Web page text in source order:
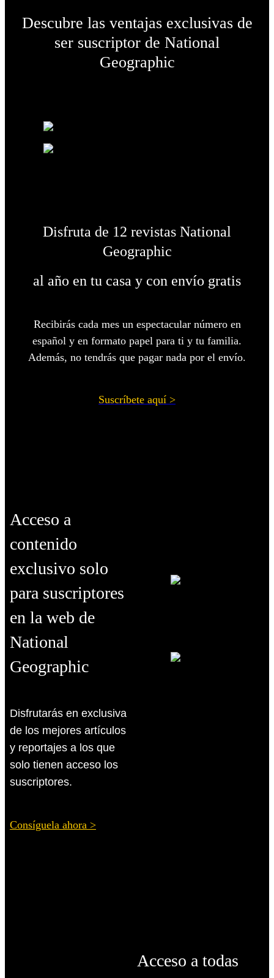
Descubre las ventajas exclusivas de
ser suscriptor de National
Geographic
Disfruta de 12 revistas National
Geographic
al año en tu casa y con envío gratis
Recibirás cada mes un espectacular número en
español y en formato papel para ti y tu familia.
Además, no tendrás que pagar nada por el envío.
Suscríbete aquí >
Acceso a
contenido
exclusivo solo
para suscriptores
en la web de
National
Geographic
Disfrutarás en exclusiva
de los mejores artículos
y reportajes a los que
solo tienen acceso los
suscriptores.
Consíguela ahora >
Acceso a todas